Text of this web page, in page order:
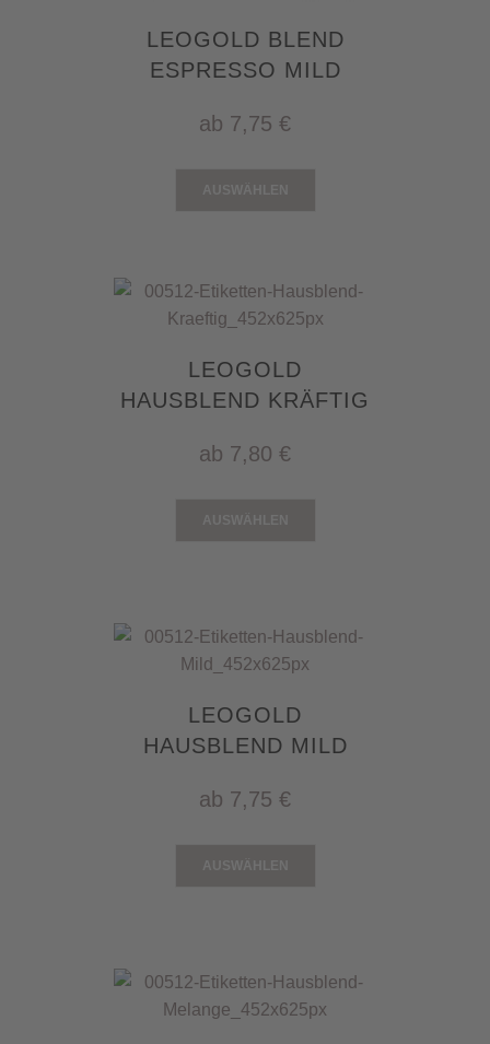
LEOGOLD BLEND
ESPRESSO MILD
ab 7,75 €
LEOGOLD
HAUSBLEND KRÄFTIG
ab 7,80 €
LEOGOLD
HAUSBLEND MILD
ab 7,75 €